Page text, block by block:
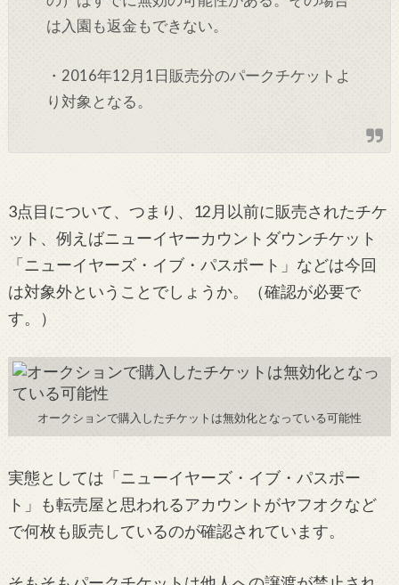
は入園も返金もできない。
・2016年12月1日販売分のパークチケットよ
り対象となる。
3点目について、つまり、12月以前に販売されたチケ
ット、例えばニューイヤーカウントダウンチケット
「ニューイヤーズ・イブ・パスポート」などは今回
は対象外ということでしょうか。（確認が必要で
す。）
オークションで購入したチケットは無効化となっている可能性
実態としては「ニューイヤーズ・イブ・パスポー
ト」も転売屋と思われるアカウントがヤフオクなど
で何枚も販売しているのが確認されています。